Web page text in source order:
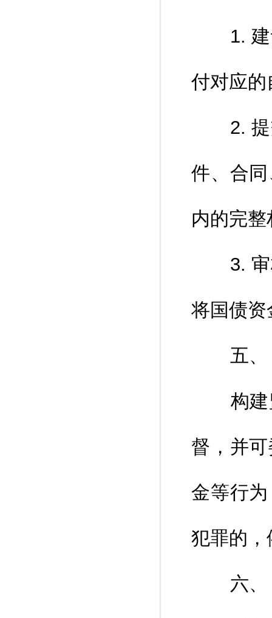
1. 建设
付对应
2. 提交
件、合
内的完
3. 审核
将国债
五、
构建监
督，并
金等行
犯罪的
六、